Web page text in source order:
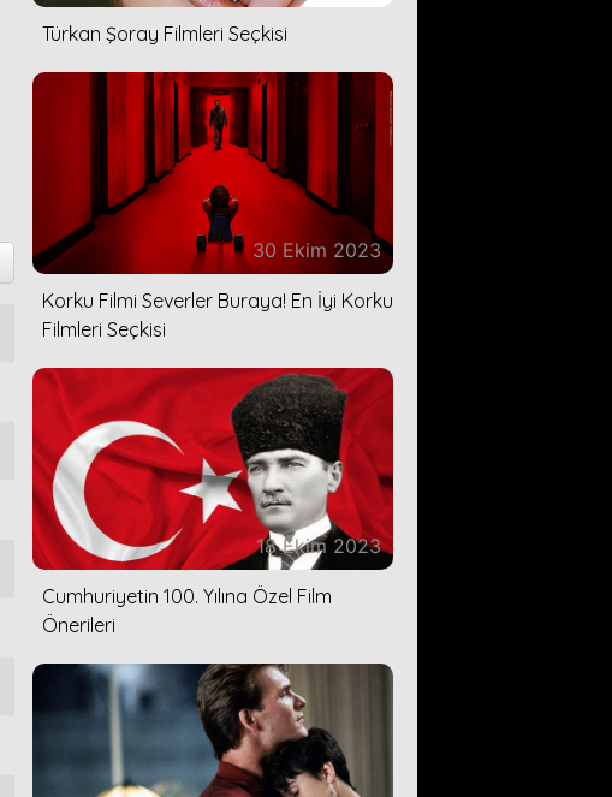
Türkan Şoray Filmleri Seçkisi
30 Ekim 2023
Korku Filmi Severler Buraya! En İyi Korku
Filmleri Seçkisi
18 Ekim 2023
Cumhuriyetin 100. Yılına Özel Film
Önerileri